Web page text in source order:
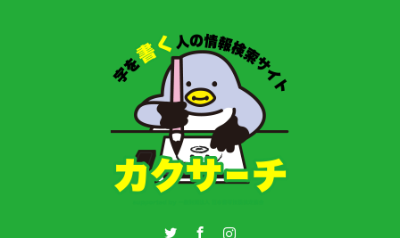
Instagram